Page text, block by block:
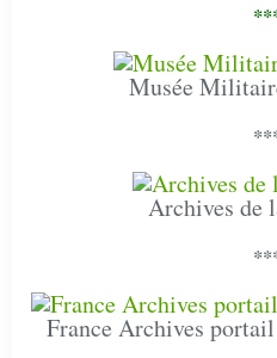
Musée
Archives de
France Archives